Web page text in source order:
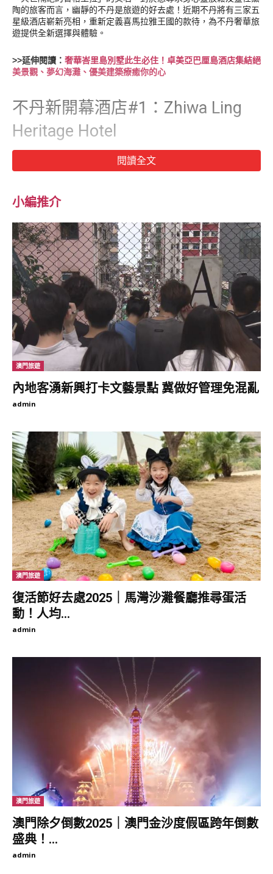
陶的旅客而言，幽靜的不丹是旅遊的好去處！近期不丹將有三家五
星級酒店嶄新亮相，重新定義喜馬拉雅王國的款待，為不丹奢華旅
遊提供全新選擇與體驗。
>>延伸閱讀： 奢華峇里島別墅此生必住！卓美亞巴厘島酒店集結絕
美景觀、夢幻海灘、優美建築療癒你的心
不丹新開幕酒店#1：Zhiwa Ling
Heritage Hotel
ZHIWA LING HERITAGE HOTEL
酒店位於景致優美的帕羅河谷（Paro Valley）中，距離國際機場僅
木雕彩繪呈現傳統的不丹建築風格，彷彿置身寧靜的世外桃源。
ZHIWA LING HERITAGE HOTEL
Zhiwa Ling Heritage Hotel擁有45間設施完整的套房，分布在八棟
不同的小屋中，以一條迷人的小徑與主樓相連，每個房間均設有附
私人陽台，可享受山谷和周圍山脈的壯麗景色。
ZHIWA LING HERITAGE HOTEL
戶外設有花木扶疏的開闊庭院，並含有一個室內泳池、一個水療中
驗。
ZHIWA LING HERITAGE HOTEL
建築經過翻新後仍不失傳統風格，位於主棟二樓的佛堂採用具有
450年歷史的木材建造，為酒店注入一份寧靜與靈性。Zhiwa Ling
Heritage Hotel提供客人不僅僅只是簡單的住宿體驗，更致力將旅
客融入不丹的文化精神之中，呵護靈性。
ZHIWA LING HERITAGE HOTEL
地址：Satsam Chorten, Paro, Kingdom of Bhutan.
不丹新開幕酒店#2：Pemako
Punakha
PEMAKO PUNAKHA
閱讀全文
小編推介
澳門旅遊
內地客湧新興打卡文藝景點 冀做好管理免混亂
admin
澳門旅遊
復活節好去處2025｜馬灣沙灘餐廳推尋蛋活
動！人均...
admin
澳門旅遊
澳門除夕倒數2025｜澳門金沙度假區跨年倒數
盛典！...
admin